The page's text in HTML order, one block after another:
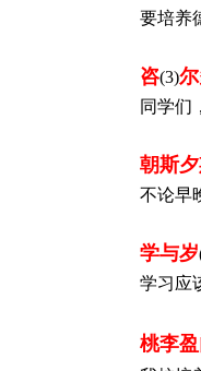
要培养
咨(3)
同学们
朝斯
不论早
学与岁
学习应
桃李盈